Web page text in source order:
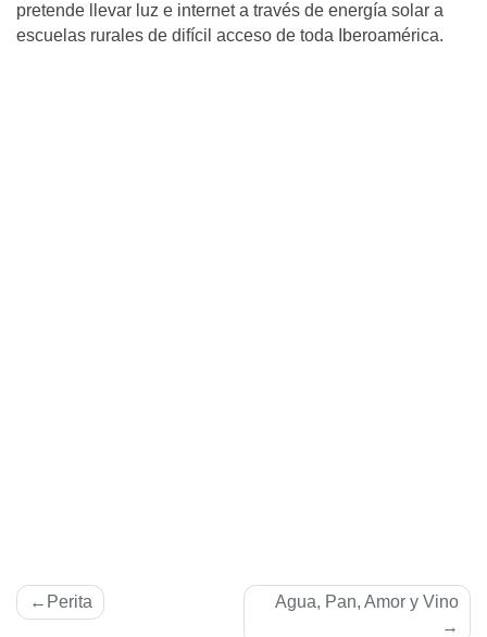
pretende llevar luz e internet a través de energía solar a
escuelas rurales de difícil acceso de toda Iberoamérica.
Navegación
Perita Agua, Pan, Amor y Vino